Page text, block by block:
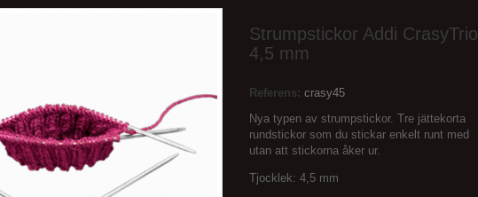
Strumpstickor Addi CrasyTrio
4,5 mm
Referens: crasy45
Nya typen av strumpstickor. Tre jättekorta
rundstickor som du stickar enkelt runt med
utan att stickorna åker ur.
Tjocklek: 4,5 mm